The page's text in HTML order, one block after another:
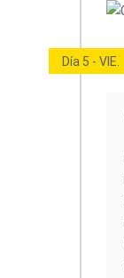
Día 5 - VIE.